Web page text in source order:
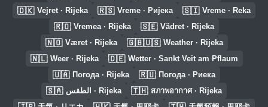
🇩🇰 Vejret · Rijeka 🇷🇸 Vreme · Ријека 🇸🇮 Vreme · Reka
🇷🇴 Vremea · Rijeka 🇸🇪 Vädret · Rijeka
🇳🇴 Været · Rijeka 🇬🇧🇺🇸 Weather · Rijeka
🇳🇱 Weer · Rijeka 🇩🇪 Wetter · Sankt Veit am Pflaum
🇺🇦 Погода · Rijeka 🇷🇺 Погода · Риека
🇸🇦 الطقس · Rijeka 🇹🇭 สภาพอากาศ · Rijeka